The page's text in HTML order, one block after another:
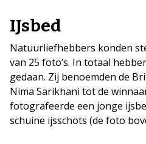
IJsbed
Natuurliefhebbers konden
van 25 foto’s. In totaal
gedaan. Zij benoemden de
Nima Sarikhani tot de
fotografeerde een jonge
schuine ijsschots (de foto